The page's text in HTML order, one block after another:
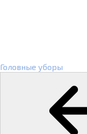
Головные уборы